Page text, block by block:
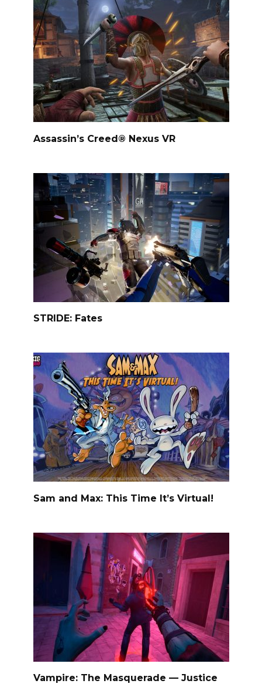
Assassin’s Creed® Nexus VR
STRIDE: Fates
Sam and Max: This Time It’s Virtual!
Vampire: The Masquerade — Justice